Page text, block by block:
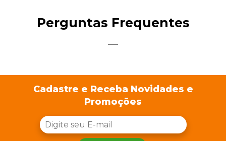
Perguntas Frequentes
Cadastre e Receba Novidades e
Promoções